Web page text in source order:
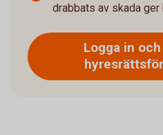
drabbats av skada ger
Logga in